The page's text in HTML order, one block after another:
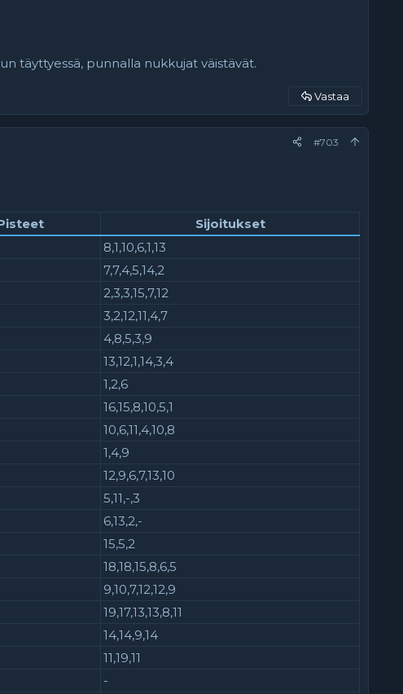
täyttyessä, punnalla nukkujat väistävät.
Vastaa
#703
Sijoitukset
8,1,10,6,1,13
7,7,4,5,14,2
2,3,3,15,7,12
3,2,12,11,4,7
4,8,5,3,9
13,12,1,14,3,4
1,2,6
16,15,8,10,5,1
10,6,11,4,10,8
1,4,9
12,9,6,7,13,10
5,11,-,3
6,13,2,-
15,5,2
18,18,15,8,6,5
9,10,7,12,12,9
19,17,13,13,8,11
14,14,9,14
11,19,11
-